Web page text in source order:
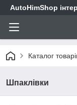
AutoHimShop
Каталог
Шпаклівки